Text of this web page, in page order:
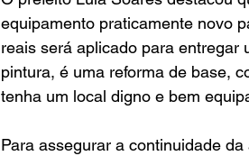
equipamento praticamente novo
reais será aplicado para entregar
pintura, é uma reforma de base,
tenha um local digno e bem
Para assegurar a continuidade